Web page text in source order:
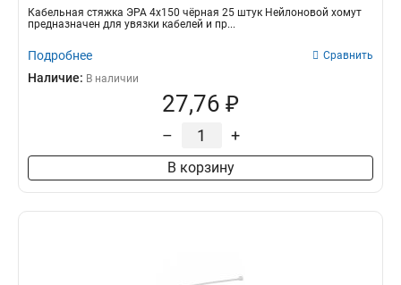
Кабельная стяжка ЭРА 4х150 чёрная 25 штук Нейлоновой хомут
предназначен для увязки кабелей и пр...
Подробнее Сравнить
Наличие: В наличии
27,76 ₽
– +
В корзину